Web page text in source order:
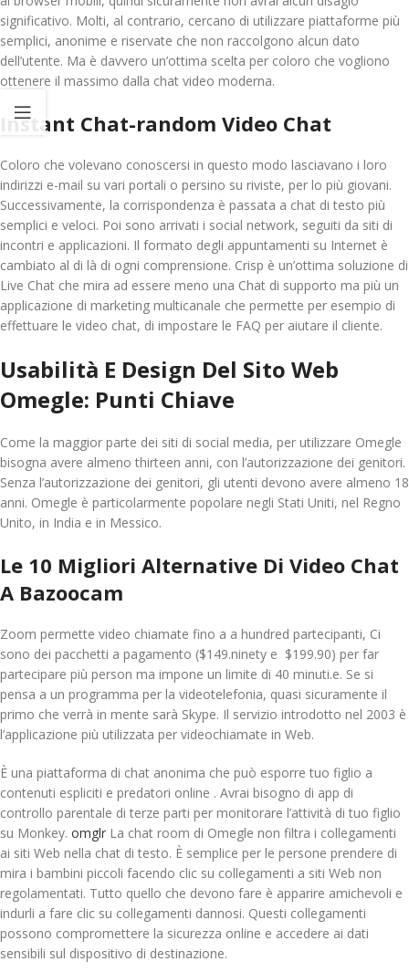
significativo. Molti, al contrario, cercano di utilizzare piattaforme più
semplici, anonime e riservate che non raccolgono alcun dato
dell’utente. Ma è davvero un’ottima scelta per coloro che vogliono
ottenere il massimo dalla chat video moderna.
Instant Chat-random Video Chat
Coloro che volevano conoscersi in questo modo lasciavano i loro
indirizzi e-mail su vari portali o persino su riviste, per lo più giovani.
Successivamente, la corrispondenza è passata a chat di testo più
semplici e veloci. Poi sono arrivati ​​i social network, seguiti da siti di
incontri e applicazioni. Il formato degli appuntamenti su Internet è
cambiato al di là di ogni comprensione. Crisp è un’ottima soluzione di
Live Chat che mira ad essere meno una Chat di supporto ma più un
applicazione di marketing multicanale che permette per esempio di
effettuare le video chat, di impostare le FAQ per aiutare il cliente.
Usabilità E Design Del Sito Web
Omegle: Punti Chiave
Come la maggior parte dei siti di social media, per utilizzare Omegle
bisogna avere almeno thirteen anni, con l’autorizzazione dei genitori.
Senza l’autorizzazione dei genitori, gli utenti devono avere almeno 18
anni. Omegle è particolarmente popolare negli Stati Uniti, nel Regno
Unito, in India e in Messico.
Le 10 Migliori Alternative Di Video Chat
A Bazoocam
Zoom permette video chiamate fino a a hundred partecipanti, Ci
sono dei pacchetti a pagamento ($149.ninety e $199.90) per far
partecipare più person ma impone un limite di 40 minuti.e. Se si
pensa a un programma per la videotelefonia, quasi sicuramente il
primo che verrà in mente sarà Skype. Il servizio introdotto nel 2003 è
l’applicazione più utilizzata per videochiamate in Web.
È una piattaforma di chat anonima che può esporre tuo figlio a
contenuti espliciti e predatori online . Avrai bisogno di app di
controllo parentale di terze parti per monitorare l’attività di tuo figlio
su Monkey. omglr La chat room di Omegle non filtra i collegamenti
ai siti Web nella chat di testo. È semplice per le persone prendere di
mira i bambini piccoli facendo clic su collegamenti a siti Web non
regolamentati. Tutto quello che devono fare è apparire amichevoli e
indurli a fare clic su collegamenti dannosi. Questi collegamenti
possono compromettere la sicurezza online e accedere ai dati
sensibili sul dispositivo di destinazione.